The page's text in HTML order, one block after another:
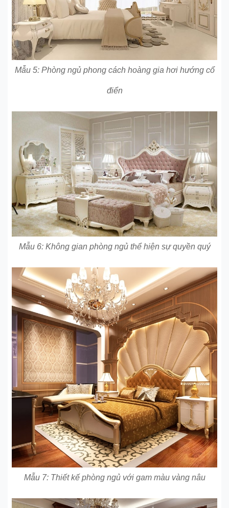
Mẫu 5: Phòng ngủ phong cách hoàng gia hơi hướng cổ
điển
Mẫu 6: Không gian phòng ngủ thể hiện sự quyền quý
Mẫu 7: Thiết kế phòng ngủ với gam màu vàng nâu